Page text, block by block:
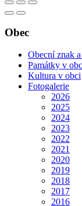
Obec
Obecní znak
Památky v
Kultura v obci
Fotogalerie
2026
2025
2024
2023
2022
2021
2020
2019
2018
2017
2016